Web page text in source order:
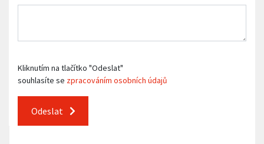
Kliknutím na tlačítko "Odeslat"
souhlasíte se zpracováním osobních údajů
Odeslat